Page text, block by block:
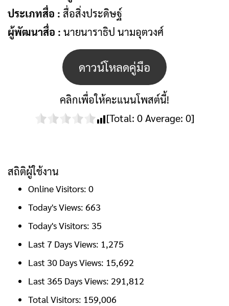
ประเภทสื่อ : สื่อสิ่งประดิษฐ์
ผู้พัฒนาสื่อ : นายนาราธิป นามอุตวงศ์
ดาวน์โหลดคู่มือ
คลิกเพื่อให้คะแนนโพสต์นี้!
[Total: 0Average: 0]
สถิติผู้ใช้งาน
Online Visitors: 0
Today's Views: 663
Today's Visitors: 35
Last 7 Days Views: 1,275
Last 30 Days Views: 15,692
Last 365 Days Views: 291,812
Total Visitors: 159,006